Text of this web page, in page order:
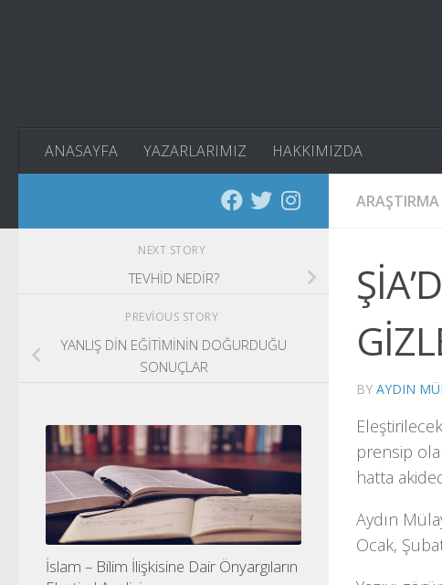
ANASAYFA YAZARLARIMIZ HAKKIMIZDA
ARAŞTIRMA
BY AYDIN
prensip
hatta
Aydın
Ocak,
NEXT STORY
TEVHİD NEDİR?
PREVIOUS STORY
YANLIŞ DİN EĞİTİMİNİN DOĞURDUĞU
SONUÇLAR
İslam – Bilim İlişkisine Dair Önyargıların